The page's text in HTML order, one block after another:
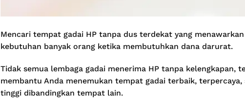
Mencari tempat gadai HP tanpa dus terdekat yang
kebutuhan banyak orang ketika membutuhkan dana darurat.
Tidak semua lembaga gadai menerima HP tanpa
membantu Anda menemukan tempat gadai terbaik,
tinggi dibandingkan tempat lain.